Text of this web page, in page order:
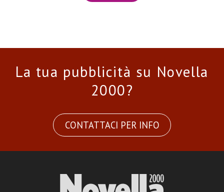
La tua pubblicità su Novella
2000?
CONTATTACI PER INFO